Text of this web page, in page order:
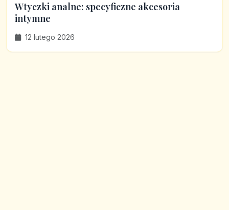
Wtyczki analne: specyficzne akcesoria
intymne
12 lutego 2026